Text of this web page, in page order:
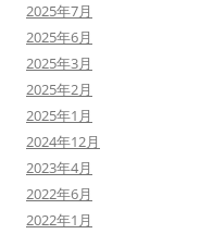
2025年7月
2025年6月
2025年3月
2025年2月
2025年1月
2024年12月
2023年4月
2022年6月
2022年1月